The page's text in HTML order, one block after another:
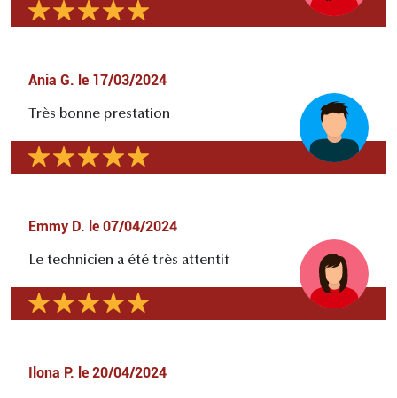
Ania G. le 17/03/2024
Très bonne prestation
Emmy D. le 07/04/2024
Le technicien a été très attentif
Ilona P. le 20/04/2024